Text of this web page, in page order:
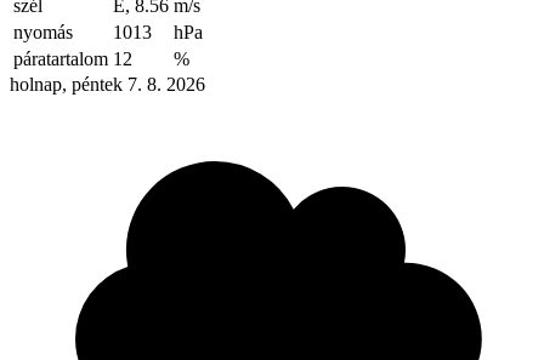
szél
É, 8.56 m/s
nyomás
1013
hPa
páratartalom 12
%
holnap, péntek 7. 8. 2026